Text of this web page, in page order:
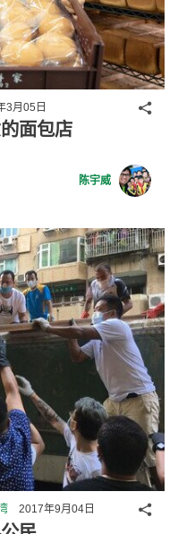
3月05日
面包店
陈宇威
分享
2017年9月04日 分享